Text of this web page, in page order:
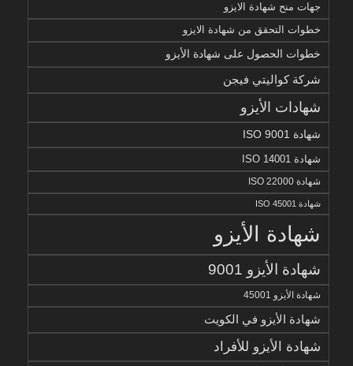
جهات منح شهادة الايزو
خطوات التحقق من شهادة الايزو
خطوات الحصول على شهادة الأيزو
شركة كواليتي فيجن
شهادات الأيزو
شهادة ISO 9001
شهادة ISO 14001
شهادة ISO 22000
شهادة ISO 45001
شهادة الأيزو
شهادة الأيزو 9001
شهادة الأيزو 45001
شهادة الأيزو في الكويت
شهادة الأيزو للأفراد